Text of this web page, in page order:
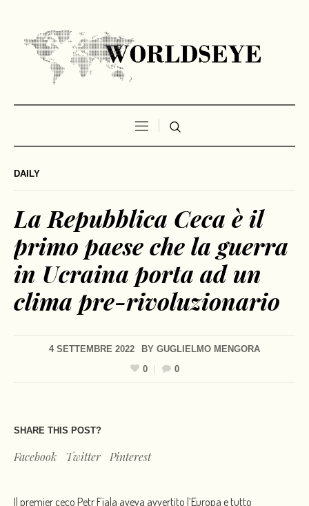
DAILY
La Repubblica Ceca è il
primo paese che la guerra
in Ucraina porta ad un
clima pre-rivoluzionario
4 SETTEMBRE 2022 BY GUGLIELMO MENGORA
0
0
SHARE THIS POST?
Facebook Twitter Pinterest
Il premier ceco Petr Fiala aveva avvertito l’Europa e tutto